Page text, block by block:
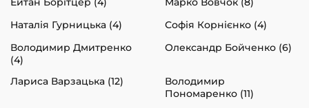
Наталія Гурницька (4)
Софія Корнієнко (4)
Володимир Дмитренко
(4)
Олександр Бойченко (6)
Лариса Варзацька (12)
Володимир
Пономаренко (11)